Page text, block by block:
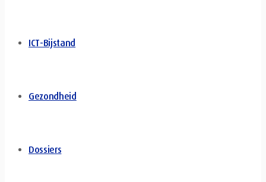
ICT-Bijstand
Gezondheid
Dossiers